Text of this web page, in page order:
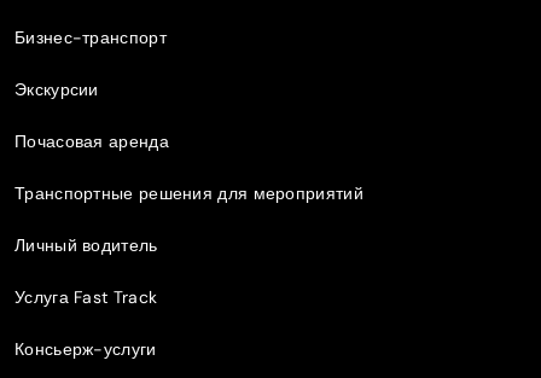
Бизнес-транспорт
Экскурсии
Почасовая аренда
Транспортные решения для мероприятий
Личный водитель
Услуга Fast Track
Консьерж-услуги